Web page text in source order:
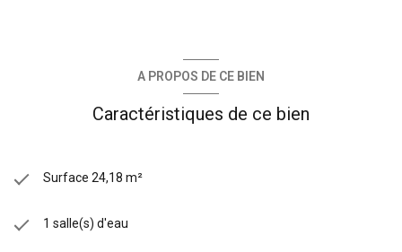
A PROPOS DE CE BIEN
Caractéristiques de ce bien
Surface 24,18 m²
1 salle(s) d'eau